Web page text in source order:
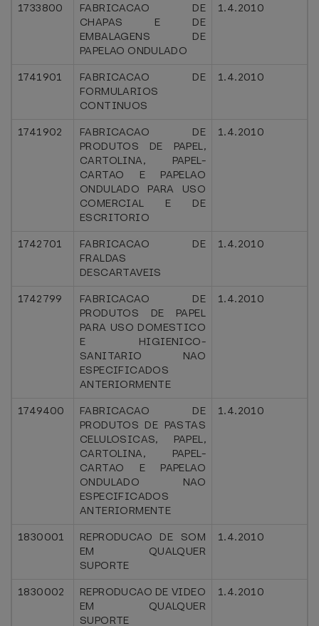
1733800
FABRICACAO DE
CHAPAS E DE
EMBALAGENS DE
PAPELAO ONDULADO
1.4.2010
1741901
FABRICACAO DE
FORMULARIOS
CONTINUOS
1.4.2010
1741902
FABRICACAO DE
PRODUTOS DE PAPEL,
CARTOLINA, PAPEL-
CARTAO E PAPELAO
ONDULADO PARA USO
COMERCIAL E DE
ESCRITORIO
1.4.2010
1742701
FABRICACAO DE
FRALDAS
DESCARTAVEIS
1.4.2010
1742799
FABRICACAO DE
PRODUTOS DE PAPEL
PARA USO DOMESTICO
E HIGIENICO-
SANITARIO NAO
ESPECIFICADOS
ANTERIORMENTE
1.4.2010
1749400
FABRICACAO DE
PRODUTOS DE PASTAS
CELULOSICAS, PAPEL,
CARTOLINA, PAPEL-
CARTAO E PAPELAO
ONDULADO NAO
ESPECIFICADOS
ANTERIORMENTE
1.4.2010
1830001
REPRODUCAO DE SOM
EM QUALQUER
SUPORTE
1.4.2010
1830002
REPRODUCAO DE VIDEO
EM QUALQUER
SUPORTE
1.4.2010